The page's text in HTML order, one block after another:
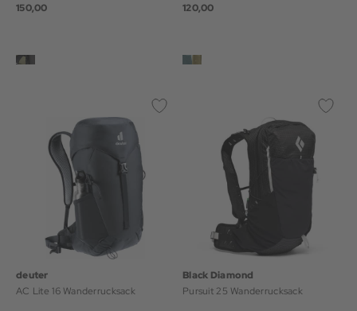
150,00 120,00
deuter
AC Lite 16 Wanderrucksack
Black Diamond
Pursuit 25 Wanderrucksack